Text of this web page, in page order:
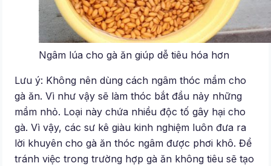
Ngâm lúa cho gà ăn giúp dễ tiêu hóa hơn
Lưu ý: Không nên dùng cách ngâm thóc mầm cho
gà ăn. Vì như vậy sẽ làm thóc bắt đầu nảy những
mầm nhỏ. Loại này chứa nhiều độc tố gây hại cho
gà. Vì vậy, các sư kê giàu kinh nghiệm luôn đưa ra
lời khuyên cho gà ăn thóc ngâm được phơi khô. Để
tránh việc trong trường hợp gà ăn không tiêu sẽ tạo